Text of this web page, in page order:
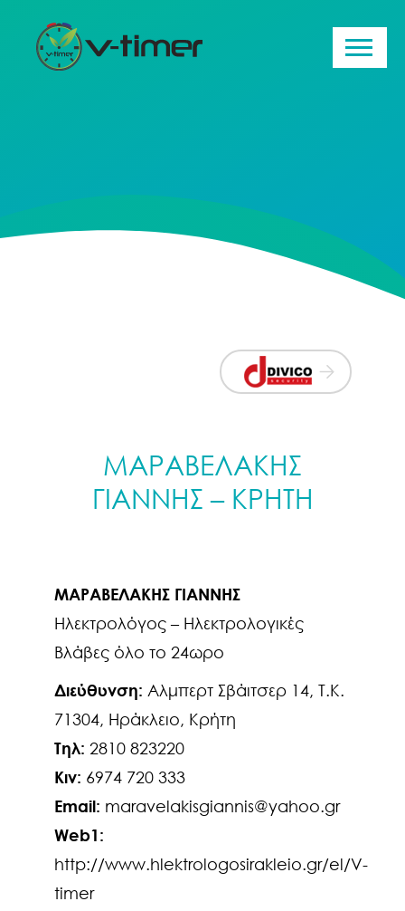
ΜΑΡΑΒΕΛΑΚΗΣ
ΓΙΑΝΝΗΣ – ΚΡΗΤΗ
ΜΑΡΑΒΕΛΑΚΗΣ ΓΙΑΝΝΗΣ
Ηλεκτρολόγος – Ηλεκτρολογικές
Βλάβες όλο το 24ωρο
Διεύθυνση: Αλμπερτ Σβάιτσερ 14, Τ.Κ.
71304, Ηράκλειο, Κρήτη
Τηλ: 2810 823220
Κιν: 6974 720 333
Email: maravelakisgiannis@yahoo.gr
Web1:
http://www.hlektrologosirakleio.gr/el/V-
timer